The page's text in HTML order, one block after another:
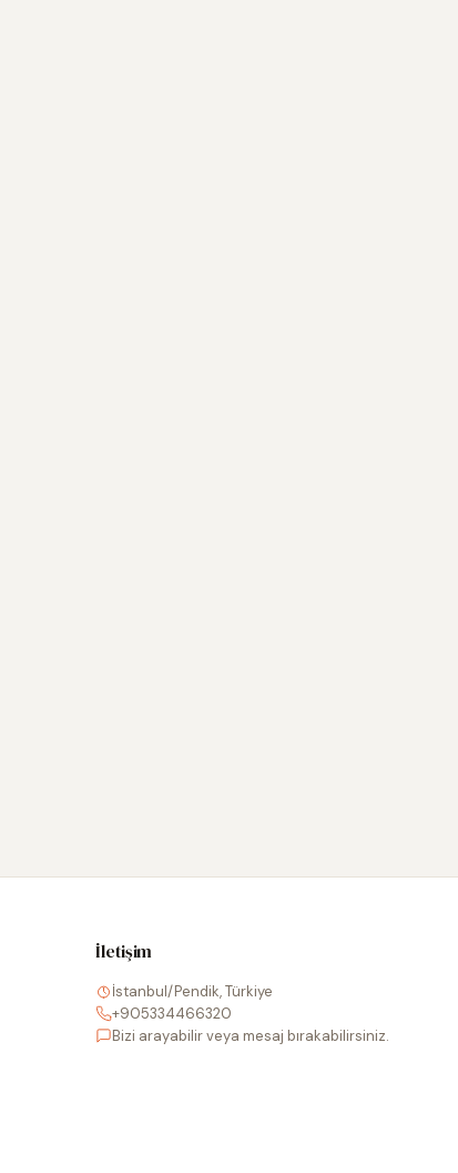
İletişim
İstanbul/Pendik, Türkiye
+905334466320
Bizi arayabilir veya mesaj bırakabilirsiniz.